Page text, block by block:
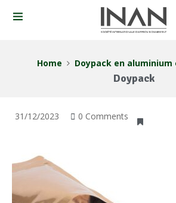
Home Doypack en aluminium
Doypack
31/12/2023 0 Comments